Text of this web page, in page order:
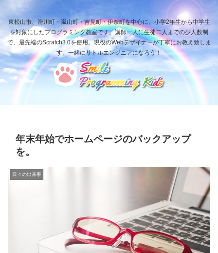
東松山市、滑川町・嵐山町・吉見町・伊奈町を中心に、小学2年生から中学生
を対象にしたプログラミング教室です。講師一人に生徒二人までの少人数制
で、最先端のScratch3.0を使用。現役のWebデザイナーが丁寧にお教え致しま
す。一緒にリトルエンジニアになろう！
年末年始でホームページのバックアップ
を。
日々の出来事